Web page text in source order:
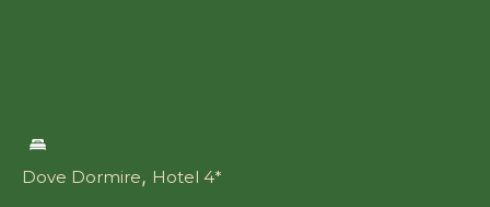
Dove Dormire, Hotel 4*